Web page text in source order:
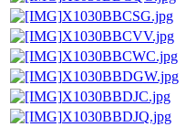
X1030BBCSG.jpg
X1030BBCVV.jpg
X1030BBCWC.jpg
X1030BBDGW.jpg
X1030BBDJC.jpg
X1030BBDJQ.jpg